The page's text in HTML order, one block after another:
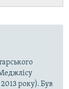
року). Був